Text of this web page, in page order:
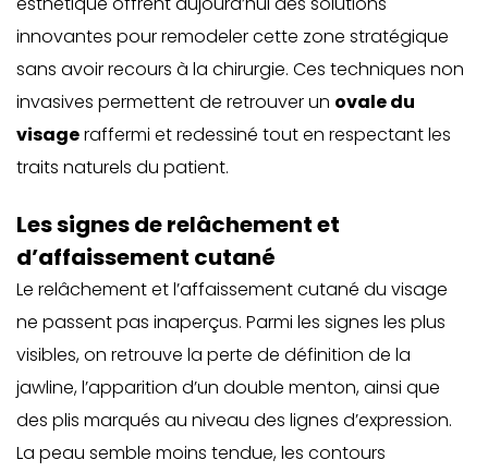
innovantes pour remodeler cette zone stratégique
sans avoir recours à la chirurgie. Ces techniques non
invasives permettent de retrouver un ovale du
visageraffermi et redessiné tout en respectant les
traits naturels du patient.
Les signes de relâchement et
d’affaissement cutané
Le relâchement et l’affaissement cutané du visage
ne passent pas inaperçus. Parmi les signes les plus
visibles, on retrouve la perte de définition de la
jawline, l’apparition d’un double menton, ainsi que
des plis marqués au niveau des lignes d’expression.
La peau semble moins tendue, les contours